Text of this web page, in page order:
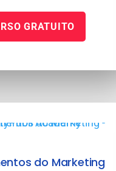
GRATUITO
do Marketing